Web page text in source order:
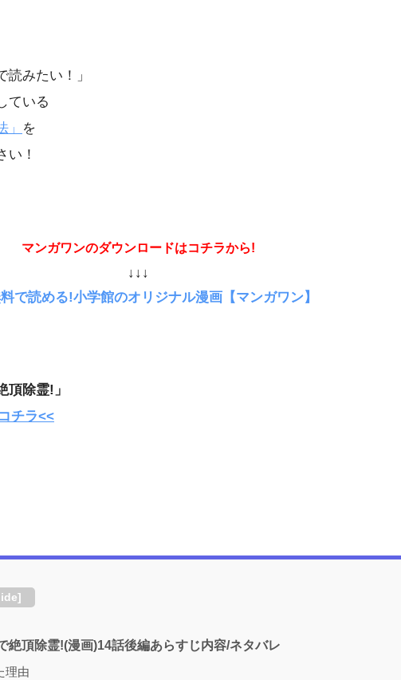
読みたい！」
ている
を
い！
マンガワンのダウンロードはコチラから!
↓↓↓
で読める!小学館のオリジナル漫画【マンガワン】
頂除霊!」
チラ<<
]
絶頂除霊!(漫画)14話後編あらすじ内容/ネタバレ
理由